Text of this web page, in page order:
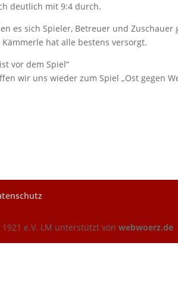
deutlich mit 9:4 durch.
es sich Spieler, Betreuer und Zuschauer
Kämmerle hat alle bestens versorgt.
vor dem Spiel“
wir uns wieder zum Spiel „Ost gegen
1921 e.V. LM unterstützt vonwebwoerz.de